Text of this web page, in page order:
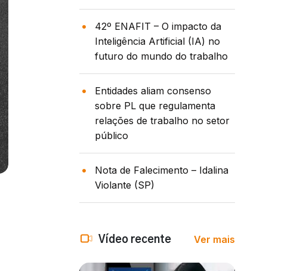
42º ENAFIT – O impacto da
Inteligência Artificial (IA) no
futuro do mundo do trabalho
Entidades aliam consenso
sobre PL que regulamenta
relações de trabalho no setor
público
Nota de Falecimento – Idalina
Violante (SP)
Vídeo recente Ver mais